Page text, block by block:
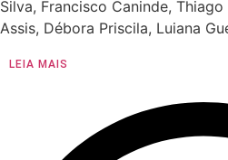
Silva, Francisco Caninde, Thiago
Assis, Débora Priscila, Luiana
LEIA MAIS